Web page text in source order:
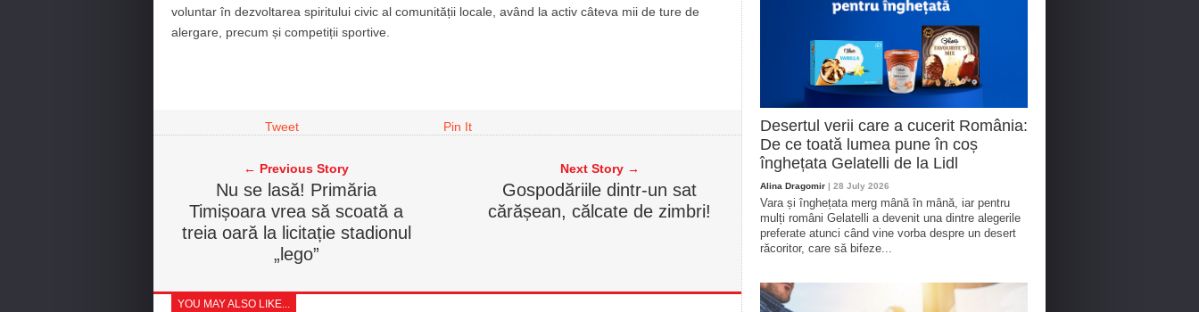
voluntar în dezvoltarea spiritului civic al comunității locale, având la activ câteva mii de ture de
alergare, precum și competiții sportive.
Tweet Pin It
← Previous Story
Nu se lasă! Primăria
Timișoara vrea să scoată a
treia oară la licitație stadionul
„lego”
Next Story →
Gospodăriile dintr-un sat
cărășean, călcate de zimbri!
YOU MAY ALSO LIKE...
Desertul verii care a cucerit România:
De ce toată lumea pune în coș
înghețata Gelatelli de la Lidl
Alina Dragomir | 28 July 2026
Vara și înghețata merg mână în mână, iar pentru
mulți români Gelatelli a devenit una dintre alegerile
preferate atunci când vine vorba despre un desert
răcoritor, care să bifeze...